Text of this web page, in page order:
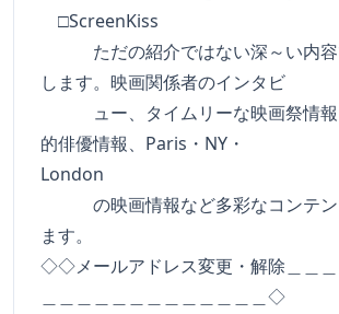
□ScreenKiss
ただの紹介ではない深～い内容
します。映画関係者のインタビ
ュー、タイムリーな映画祭情報
的俳優情報、Paris・NY・
London
の映画情報など多彩なコンテン
ます。
◇◇メールアドレス変更・解除＿＿＿
＿＿＿＿＿＿＿＿＿＿＿＿＿◇